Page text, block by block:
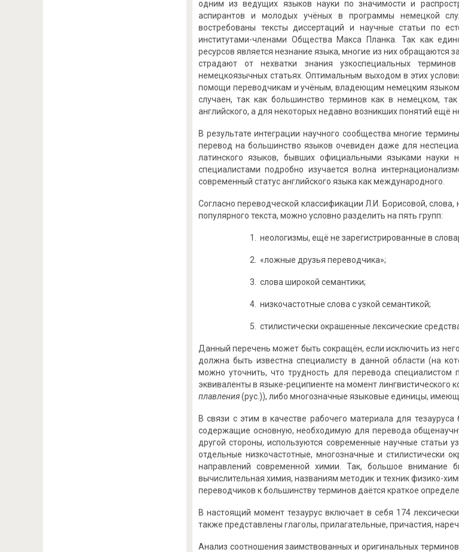
одним из ведущих языков науки по значимости и
аспирантов и молодых учёных в программы немецкой
востребованы тексты диссертаций и научные статьи по
институтами-членами Общества Макса Планка. Так как
ресурсов является незнание языка, многие из них
страдают от нехватки знания узкоспециальных
немецкоязычных статьях. Оптимальным выходом в этих
помощи переводчикам и учёным, владеющим немецким языком
случаен, так как большинство терминов как в немецком,
английского, а для некоторых недавно возникших понятий ещё
В результате интеграции научного сообщества многие
перевод на большинство языков очевиден даже для
латинского языков, бывших официальными языками
специалистами подробно изучается волна
современный статус английского языка как международного.
Согласно переводческой классификации Л.И. Борисовой,
популярного текста, можно условно разделить на пять групп:
1. неологизмы, ещё не зарегистрированные в
2. «ложные друзья переводчика»;
3. слова широкой семантики;
4. низкочастотные слова с узкой семантикой;
5. стилистически окрашенные лексические средства
Данный перечень может быть сокращён, если исключить из
должна быть известна специалисту в данной области (на
можно уточнить, что трудность для перевода
эквиваленты в языке-реципиенте на момент лингвистического
плавления(рус.)), либо многозначные языковые единицы,
В связи с этим в качестве рабочего материала для
содержащие основную, необходимую для перевода
другой стороны, используются современные научные статьи
отдельные низкочастотные, многозначные и стилистически
направлений современной химии. Так, большое внимание
вычислительная химия, названиям методик и техник физико-
переводчиков к большинству терминов даётся краткое
В настоящий момент тезаурус включает в себя 174
также представлены глаголы, прилагательные, причастия,
Анализ соотношения заимствованных и оригинальных